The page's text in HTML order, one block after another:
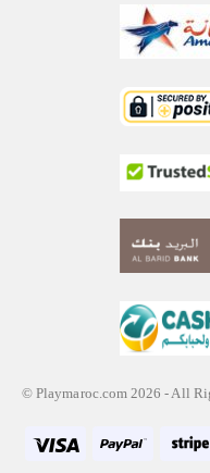
© Playmaroc.com 2026 - All